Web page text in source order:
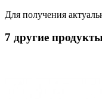
Для получения
7 другие